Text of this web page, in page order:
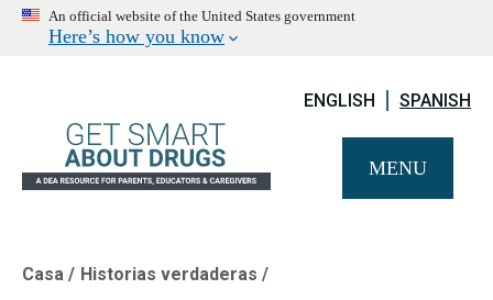
An official website of the United States government
Here’s how you know
ENGLISH SPANISH
MENU
Casa Historias verdaderas